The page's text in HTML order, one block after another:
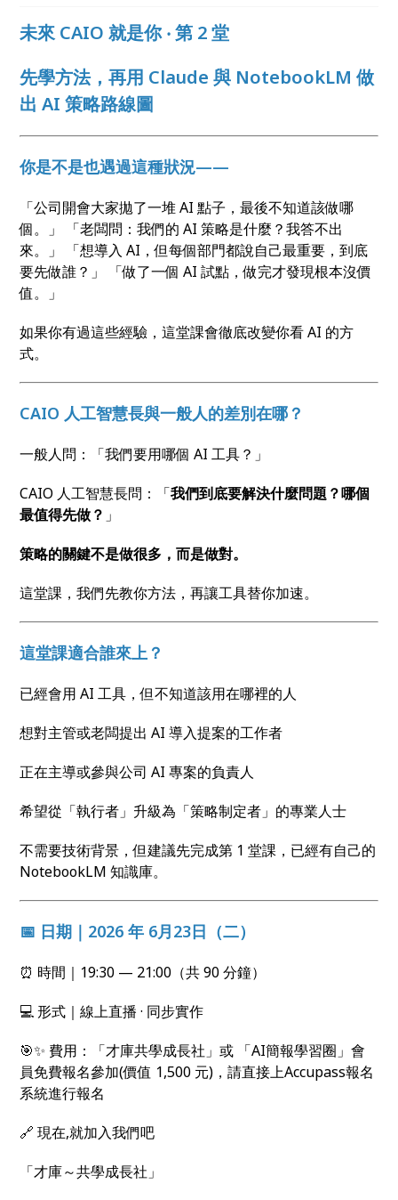
未來 CAIO 就是你‧第 2 堂
先學方法，再用 Claude 與 NotebookLM做
出 AI 策略路線圖
你是不是也遇過這種狀況——
「公司開會大家拋了一堆 AI 點子，最後不知道該做哪
個。」 「老闆問：我們的 AI 策略是什麼？我答不出
來。」 「想導入 AI，但每個部門都說自己最重要，到底
要先做誰？」 「做了一個 AI 試點，做完才發現根本沒價
值。」
如果你有過這些經驗，這堂課會徹底改變你看 AI 的方
式。
CAIO 人工智慧長與一般人的差別在哪？
一般人問：「我們要用哪個 AI 工具？」
CAIO 人工智慧長問：「我們到底要解決什麼問題？哪個
最值得先做？ 」
策略的關鍵不是做很多，而是做對。
這堂課，我們先教你方法，再讓工具替你加速。
這堂課適合誰來上？
已經會用 AI 工具，但不知道該用在哪裡的人
想對主管或老闆提出 AI 導入提案的工作者
正在主導或參與公司 AI 專案的負責人
希望從「執行者」升級為「策略制定者」的專業人士
不需要技術背景，但建議先完成第 1 堂課，已經有自己的
NotebookLM 知識庫。
📅 日期｜2026 年 6月23日（二）
⏰ 時間｜19:30 — 21:00（共 90 分鐘）
💻 形式｜線上直播 · 同步實作
🎯✨ 費用：「才庫共學成長社」或 「AI簡報學習圈」會
員免費報名參加(價值 1,500 元)，請直接上Accupass報名
系統進行報名
🔗 現在,就加入我們吧
「才庫～共學成長社」